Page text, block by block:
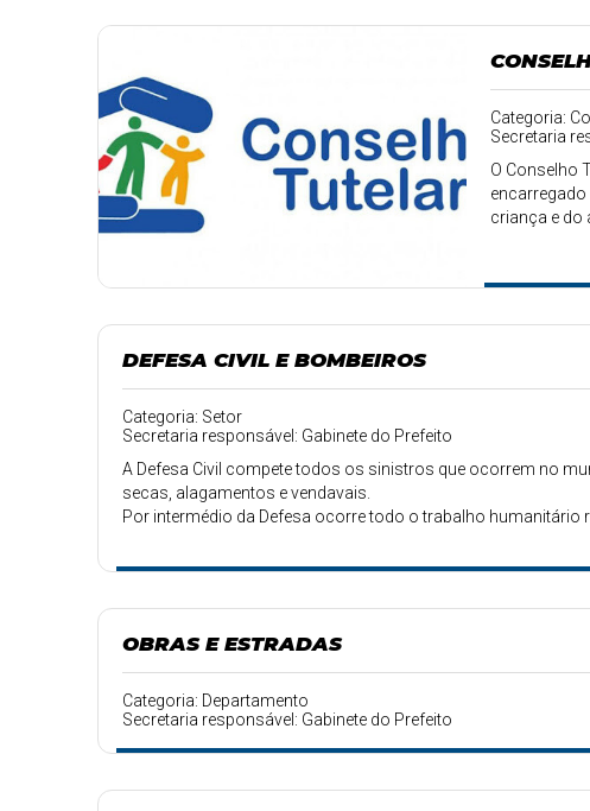
Categoria:
Secretaria
O Conselho
criança e do
DEFESA CIVIL E BOMBEIROS
Categoria: Setor
Secretaria responsável: Gabinete do Prefeito
A Defesa Civil compete todos os sinistros que ocorrem no
secas, alagamentos e vendavais.
Por intermédio da Defesa ocorre todo o trabalho
OBRAS E ESTRADAS
Categoria: Departamento
Secretaria responsável: Gabinete do Prefeito